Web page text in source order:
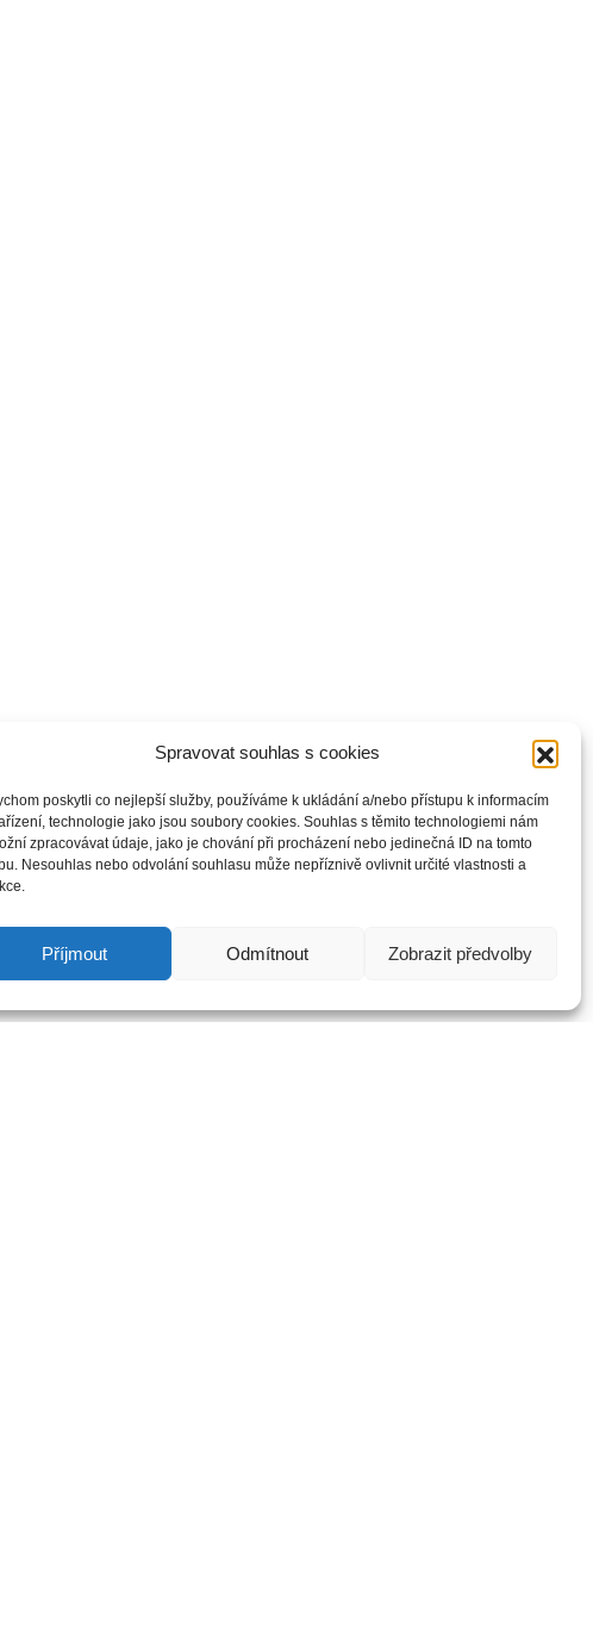
Spravovat souhlas s cookies
poskytli co nejlepší služby, používáme k ukládání a/nebo přístupu k informacím
technologie jako jsou soubory cookies. Souhlas s těmito technologiemi nám
zpracovávat údaje, jako je chování při procházení nebo jedinečná ID na tomto
Nesouhlas nebo odvolání souhlasu může nepříznivě ovlivnit určité vlastnosti a
Příjmout Odmítnout Zobrazit předvolby